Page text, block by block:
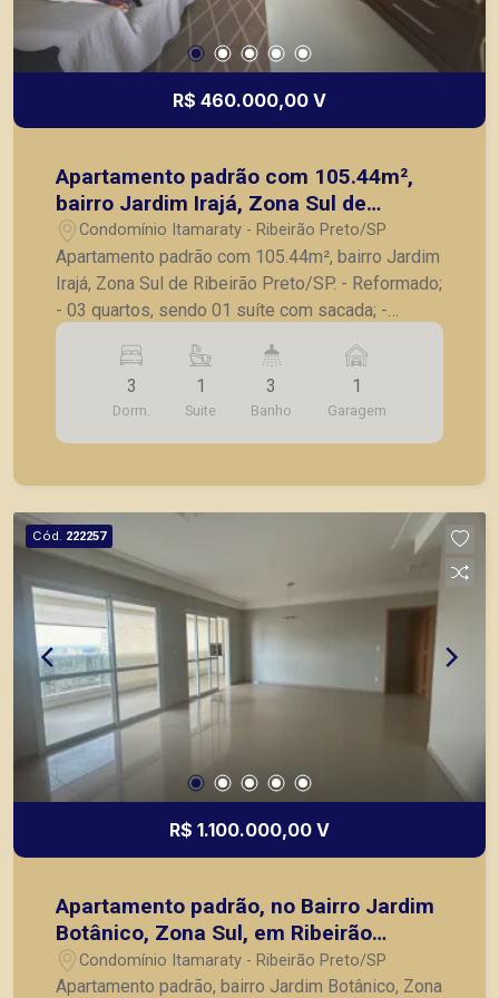
R$ 460.000,00 V
Apartamento padrão com 105.44m²,
bairro Jardim Irajá, Zona Sul de
Ribeirão Preto/SP.
Condomínio Itamaraty - Ribeirão Preto/SP
Apartamento padrão com 105.44m², bairro Jardim
Irajá, Zona Sul de Ribeirão Preto/SP. - Reformado;
- 03 quartos, sendo 01 suíte com sacada; -
Banheiro social; - Sala para 02 ambientes; -
Sacada; - Cozinha com armários planejados; -
Área de serviço com armários; - Banheiro de
serviço; - 02 vagas de garagem. Local com
excelente localização, fácil acesso à
segurança, em locação, vendas de imóveis
prontos, usados ou mesmo nos principais
lançamentos da cidade de Ribeirão Preto.
3
Dorm.
1
Suite
3
Banho
1
Garagem
Cód. 222257
R$ 1.100.000,00 V
Apartamento padrão, no Bairro Jardim
Botânico, Zona Sul, em Ribeirão
Preto/SP
Condomínio Itamaraty - Ribeirão Preto/SP
Apartamento padrão, bairro Jardim Botânico, Zona